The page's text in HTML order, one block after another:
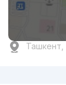
Ташкент,